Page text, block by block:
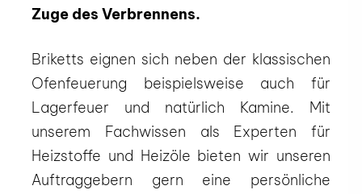
Zuge des Verbrennens.
Briketts eignen sich neben der klassischen
Ofenfeuerung beispielsweise auch für
Lagerfeuer und natürlich Kamine. Mit
unserem Fachwissen als Experten für
Heizstoffe und Heizöle bieten wir unseren
Auftraggebern gern eine persönliche